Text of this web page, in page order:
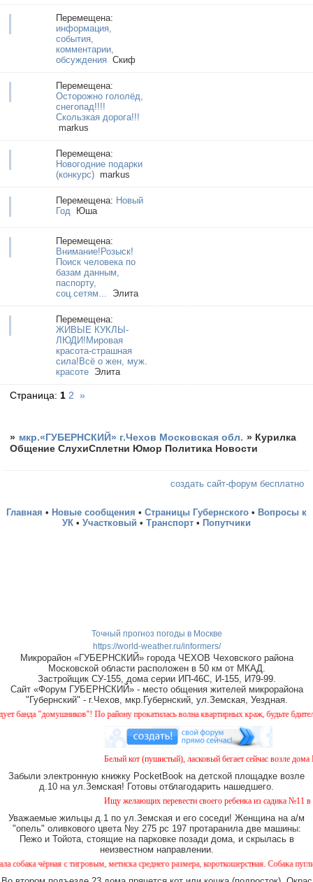
Перемещена:
информация,
события,
комментарии,
обсуждения Cкиф
Перемещена:
Осторожно гололёд,
снегопад!!!!
Скользкая дорога!!!
markus
Перемещена:
Новогодние подарки
(конкурс) markus
Перемещена: Новый
Год
Юша
Перемещена:
Внимание!Розыск!
Поиск человека по
базам данным,
паспорту,
соц.сетям...
Элита
Перемещена:
ЖИВЫЕ КУКЛЫ-
ЛЮДИ!Мировая
красота-страшная
сила!Всё о жен, муж.
красоте
Элита
Страница: 1 2 »
» мкр.«ГУБЕРНСКИЙ» г.Чехов Московская обл. » Курилка
Общение СлухиСплетни Юмор Политика Новости
создать сайт-форум бесплатно
Главная • Новые сообщения • Страницы Губернского • Вопросы к
УК • Участковый • Транспорт • Попутчики
Точный прогноз погоды в Москве
https://world-weather.ru/informers/
Микрорайон «ГУБЕРНСКИЙ» города ЧЕХОВ Чеховского района
Московской области расположен в 50 км от МКАД.
Застройщик СУ-155, дома серии ИП-46С, И-155, И79-99.
Сайт «Форум ГУБЕРНСКИЙ» - место общения жителей микрорайона
"Губернский" - г.Чехов, мкр.Губернский, ул.Земская, Уездная.
"домушников"! По району прокатилась волна квартирных краж, будьте бдительны!
Белый кот (пушистый), ласковый бегает сейчас возле дома
Забыли электронную книжку PocketBook на детской площадке возле
д.10 на ул.Земская! Готовы отблагодарить нашедшего.
Ищу желающих перевести своего ребенка из садика №11 в
Уважаемые жильцы д.1 по ул.Земская и его соседи! Женщина на а/м
"опель" оливкового цвета №у 275 рс 197 протаранила две машины:
Пежо и Тойота, стоящие на парковке позади дома, и скрылась в
неизвестном направлении.
с тигровым, метиска среднего размера, короткошерстная. Собака пугливая,